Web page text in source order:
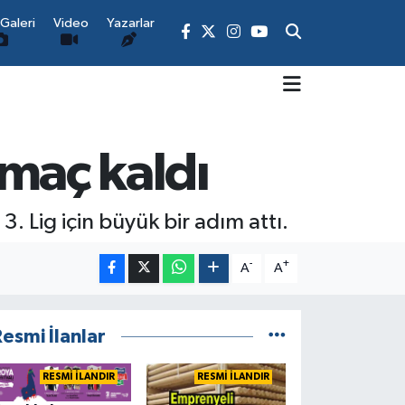
Video Yazarlar
kaldı
Lig için büyük bir adım attı.
A- A+
İlanlar
RESMİ İLANDIR RESMİ İLANDIR